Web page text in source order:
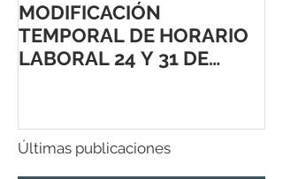
MODIFICACIÓN
TEMPORAL DE HORARIO
LABORAL 24 Y 31 DE
Últimas publicaciones